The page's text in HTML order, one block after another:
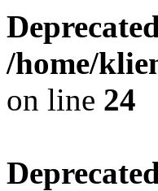
/home/
on line 24